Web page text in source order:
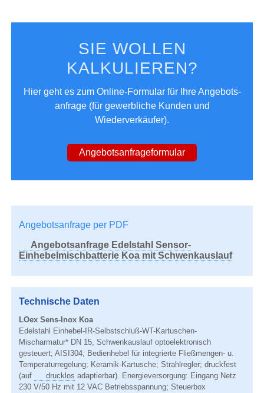
Nahrungsmittelherstellung/HoReCa
Bad – barrierefrei
Objektbereich
Betriebsanleitungen
Stammblätter
Richtlinien & Verordnungen
Über LOex
SIE WOLLEN
KALKULIEREN?
Hier geht es zum Online-Formular für Ihre Angebots­
anfrage (für gewerbliche Kunden und
Wiederverkäufer).
Angebotsanfrageformular
Angebotsanfrage per PDF
Angebotsanfrage Edelstahl Sensor-
Einhebelmischbatterie Koa mit Schwenkauslauf
Technische Daten
LOex Sens-Inox Koa
Edelstahl Einhebel-IR-Selbstschluß-WT-Kartuschen-
Mischarmatur* DN 15, Schwenkauslauf optoelektronisch
gesteuert; AISI304; Bedienhebel für integrierte Fließmengen- u.
Temperaturregelung; Keramik-Kartusche; Strahlregler; druckfest
(auf
drucklos adaptierbar). Energieversorgung: Eingang Netz
230 V/50 Hz mit 12 VAC Betriebsspannung; Steuerbox